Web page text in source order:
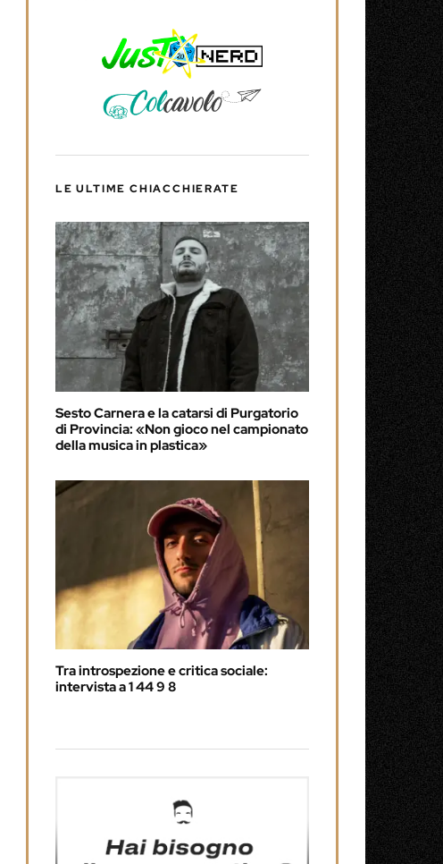
LE ULTIME CHIACCHIERATE
Sesto Carnera e la catarsi di Purgatorio
di Provincia: «Non gioco nel campionato
della musica in plastica»
Tra introspezione e critica sociale:
intervista a 1 44 9 8